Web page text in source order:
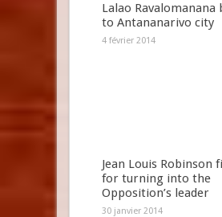
Lalao Ravalomanana
to Antananarivo city
4 février 2014
Jean Louis Robinson
for turning into the
Opposition’s leader
30 janvier 2014